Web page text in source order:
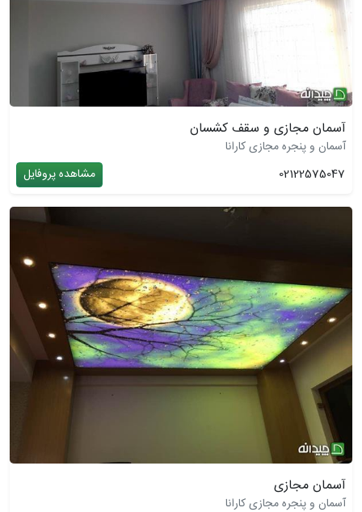
آسمان مجازی و سقف کشسان
آسمان و پنجره مجازی کارانا
02122575047
مشاهده پروفایل
آسمان مجازی
آسمان و پنجره مجازی کارانا